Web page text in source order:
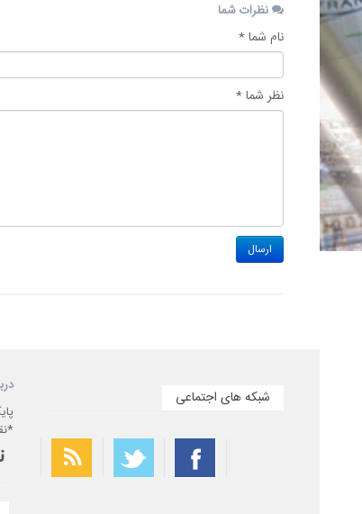
نظرات شما
نام شما *
نظر شما *
شبکه های اجتماعی